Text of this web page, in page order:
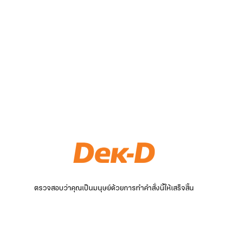
ตรวจสอบว่าคุณเป็นมนุษย์ด้วยการทำคำสั่งนี้ให้เสร็จสิ้น